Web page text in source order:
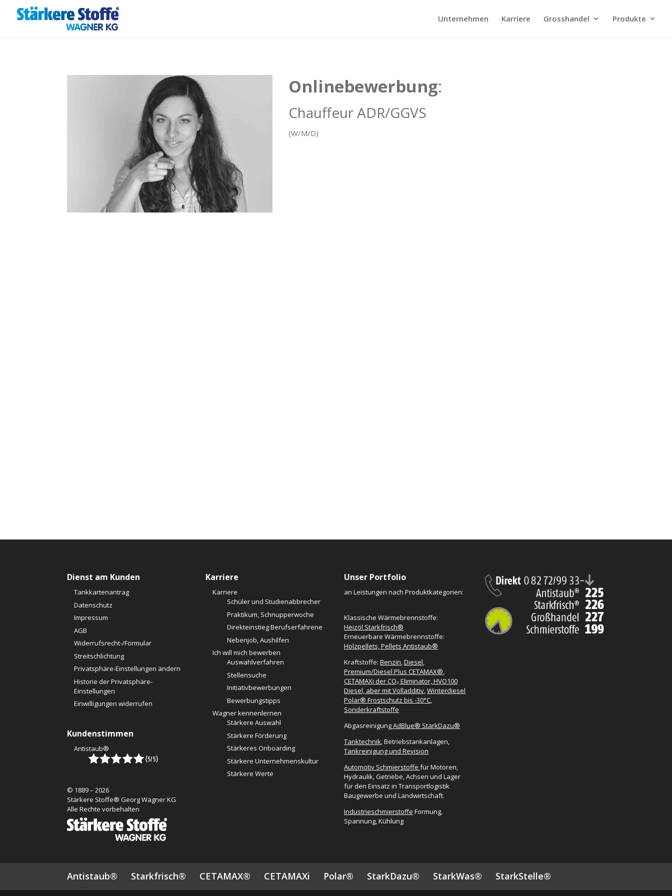
.reg { font-size: 0.7em; position: relative; top: -0.4em; }
Unternehmen Karriere Grosshandel Produkte
Onlinebewerbung:
Chauffeur ADR/GGVS
(W/M/D)
Dienst am Kunden
Tankkartenantrag
Datenschutz
Impressum
AGB
Widerrufsrecht-/Formular
Streitschlichtung
Privatsphäre-Einstellungen ändern
Historie der Privatsphäre-
Einstellungen
Einwilligungen widerrufen
Kundenstimmen
Antistaub®
© 1889 – 2026
Stärkere Stoffe® Georg Wagner KG
Alle Rechte vorbehalten
Karriere
Karriere
Schüler und Studienabbrecher
Praktikum, Schnupperwoche
Direkteinstieg Berufserfahrene
Nebenjob, Aushilfen
Ich will mich bewerben
Auswahlverfahren
Stellensuche
Initiativbewerbungen
Bewerbungstipps
Wagner kennenlernen
Stärkere Auswahl
Stärkere Förderung
Stärkeres Onboarding
Stärkere Unternehmenskultur
Stärkere Werte
Unser Portfolio
an Leistungen nach Produktkategorien:
Klassische Wärmebrennstoffe:
Heizöl Starkfrisch®
Erneuerbare Wärmebrennstoffe:
Holzpellets, Pellets Antistaub®
Kraftstoffe:Benzin,Diesel,
Premium/Diesel Plus CETAMAX®,
CETAMAXi der CO₂ Eliminator, HVO100
Diesel, aber mit Volladditiv,Winterdiesel
Polar® Frostschutz bis -30°C,
Sonderkraftstoffe
AbgasreinigungAdBlue® StarkDazu®
Tanktechnik, Betriebstankanlagen,
Tankreinigung und Revision
Automotiv Schmierstoffefür Motoren,
Hydraulik, Getriebe, Achsen und Lager
für den Einsatz in Transportlogistik
Baugewerbe und Landwirtschaft.
Industrieschmierstoffe Formung,
Spannung, Kühlung
Antistaub® Starkfrisch® CETAMAX® CETAMAXi Polar® StarkDazu® StarkWas® StarkStelle®